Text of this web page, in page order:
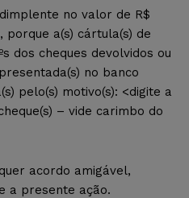
no valor de R$
a(s) cártula(s) de
dos cheques devolvidos ou
no banco
pelo(s) motivo(s): <digite a
– vide carimbo do
acordo amigável,
a presente ação.